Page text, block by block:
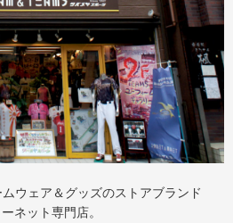
ウェア＆グッズのストアブランド
ネット専門店。